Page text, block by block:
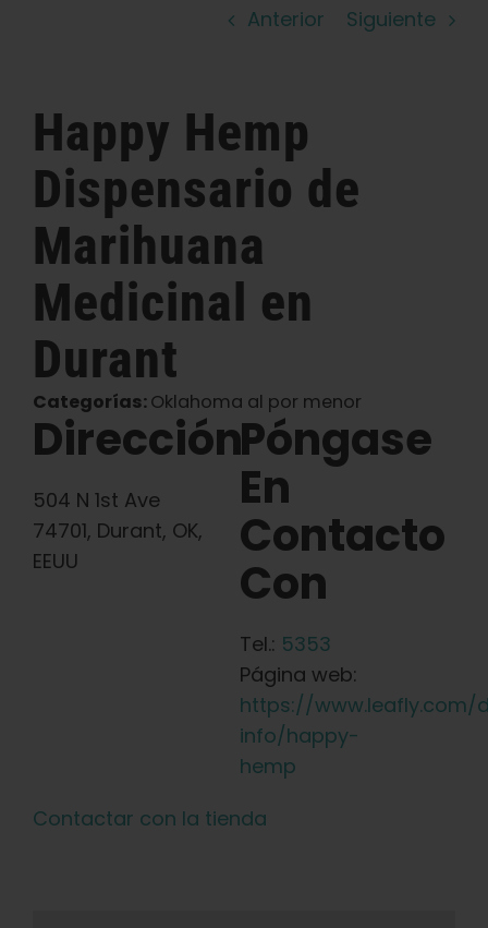
Anterior Siguiente
Happy Hemp
Dispensario de
Marihuana
Medicinal en
Durant
Categorías:Oklahoma al por menor
Dirección
504 N 1st Ave
74701, Durant, OK,
EEUU
Póngase
En
Contacto
Con
Tel.: 5353
Página web:
https://www.leafly.com/
info/happy-
hemp
Contactar con la tienda